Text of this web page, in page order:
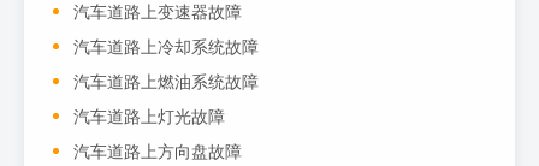
汽车道路上变速器故障
汽车道路上冷却系统故障
汽车道路上燃油系统故障
汽车道路上灯光故障
汽车道路上方向盘故障